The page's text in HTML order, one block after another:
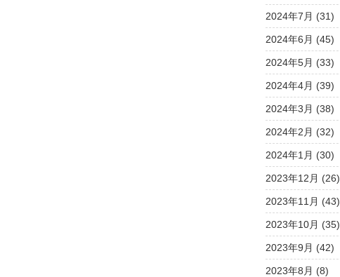
2024年7月 (31)
2024年6月 (45)
2024年5月 (33)
2024年4月 (39)
2024年3月 (38)
2024年2月 (32)
2024年1月 (30)
2023年12月 (26)
2023年11月 (43)
2023年10月 (35)
2023年9月 (42)
2023年8月 (8)